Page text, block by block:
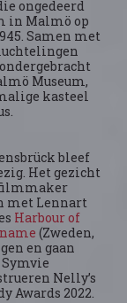
ongedeerd
in Malmö op
Samen met
Museum,
kasteel
bleef
Het gezicht
met Lennart
Harbour of
(Zweden,
en gaan
Nelly’s
Awards 2022.